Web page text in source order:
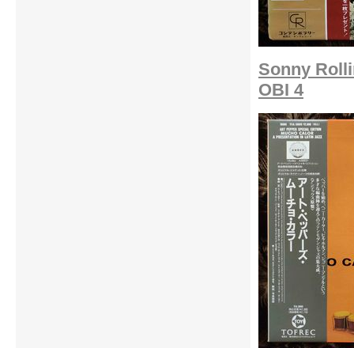
Sonny
OBI 4